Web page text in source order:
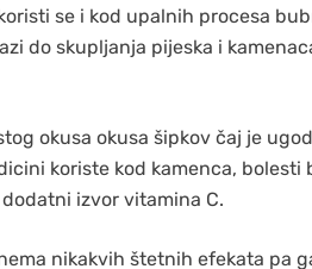
se i kod upalnih procesa
do skupljanja pijeska i
okusa okusa šipkov čaj je
koriste kod kamenca,
izvor vitamina C.
nikakvih štetnih efekata pa